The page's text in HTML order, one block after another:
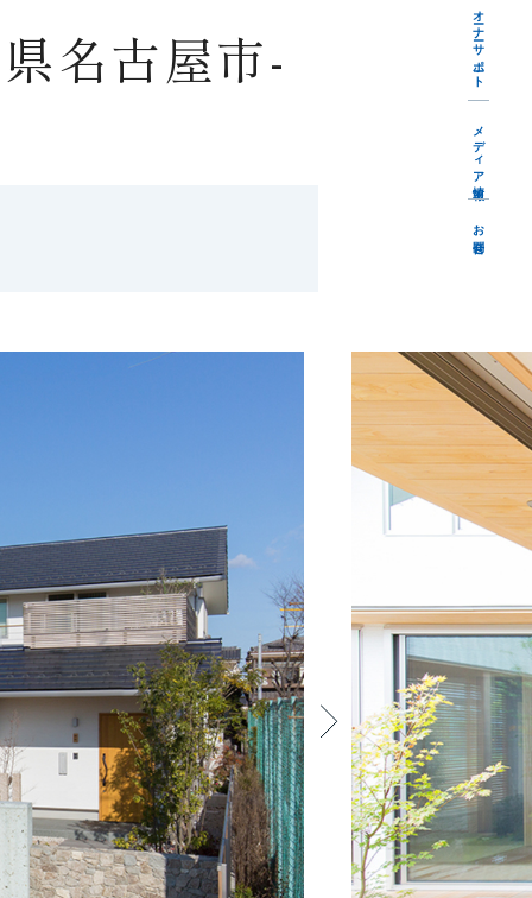
オーナーサポート
メディア情報
お問合せ
名古屋市-